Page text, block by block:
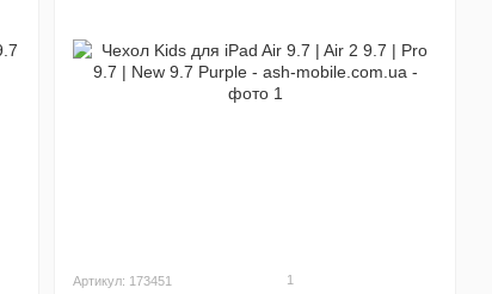
Артикул: 173451 1